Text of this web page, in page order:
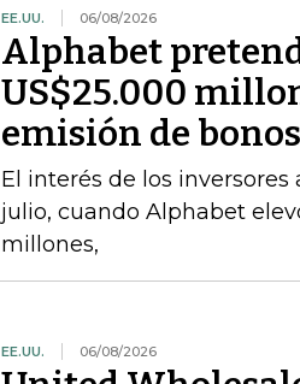
EE.UU. 06/08/2026
Alphabet
US$25.000
emisión de bonos
El interés de los
julio, cuando Alphabet
millones,
EE.UU. 06/08/2026